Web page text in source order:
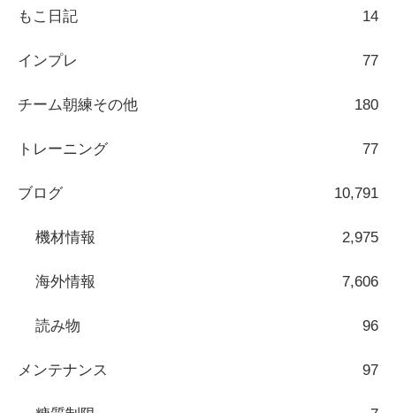
もこ日記 14
インプレ 77
チーム朝練その他 180
トレーニング 77
ブログ 10,791
機材情報 2,975
海外情報 7,606
読み物 96
メンテナンス 97